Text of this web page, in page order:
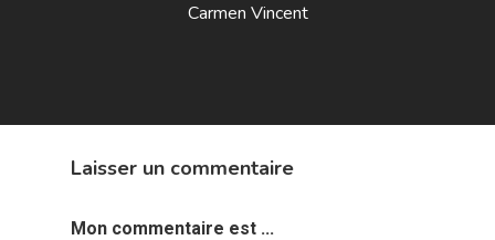
Carmen Vincent
Laisser un commentaire
Mon commentaire est ...